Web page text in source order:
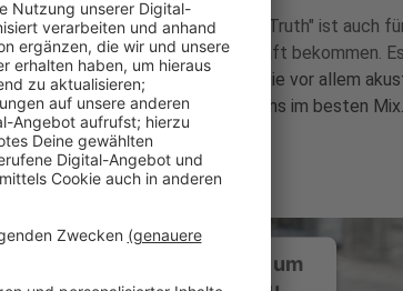
FrauSofia verheiratet. "The Truth" ist auch
Song hat noch mehr Symbolkraft bekommen.
Album "Once upon a Mind". Die vor allem
Beiwerk läuft ab sofort bei uns im besten Mix.
benötigen Ihre Zustimmung, um